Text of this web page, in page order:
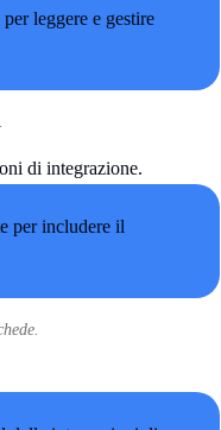
di integrazione.